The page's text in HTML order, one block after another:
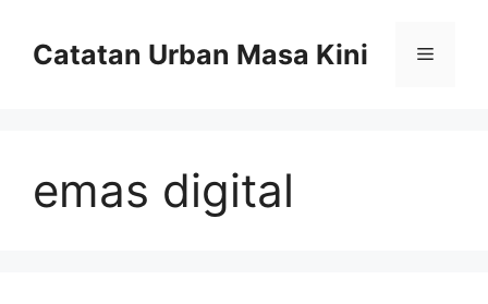
contentCatatan Urban Masa Kini Menu
emas digital